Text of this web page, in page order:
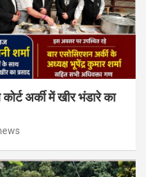
अर्की में खीर भंडारे का